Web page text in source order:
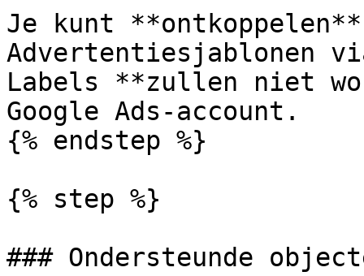
Je kunt
Advertentiesjablonen
Labels **zullen niet
Google Ads-account.
{% endstep %}
{% step %}
### Ondersteunde